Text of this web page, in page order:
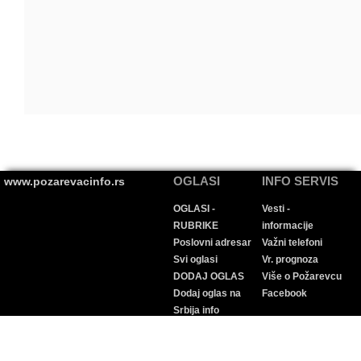
www.pozarevacinfo.rs OGLASI
OGLASI -
RUBRIKE
Poslovni adresar
Svi oglasi
DODAJ OGLAS
Dodaj oglas na
Srbija info
INFO SERVIS
Vesti -
informacije
Važni telefoni
Vr. prognoza
Više o Požarevcu
Facebook